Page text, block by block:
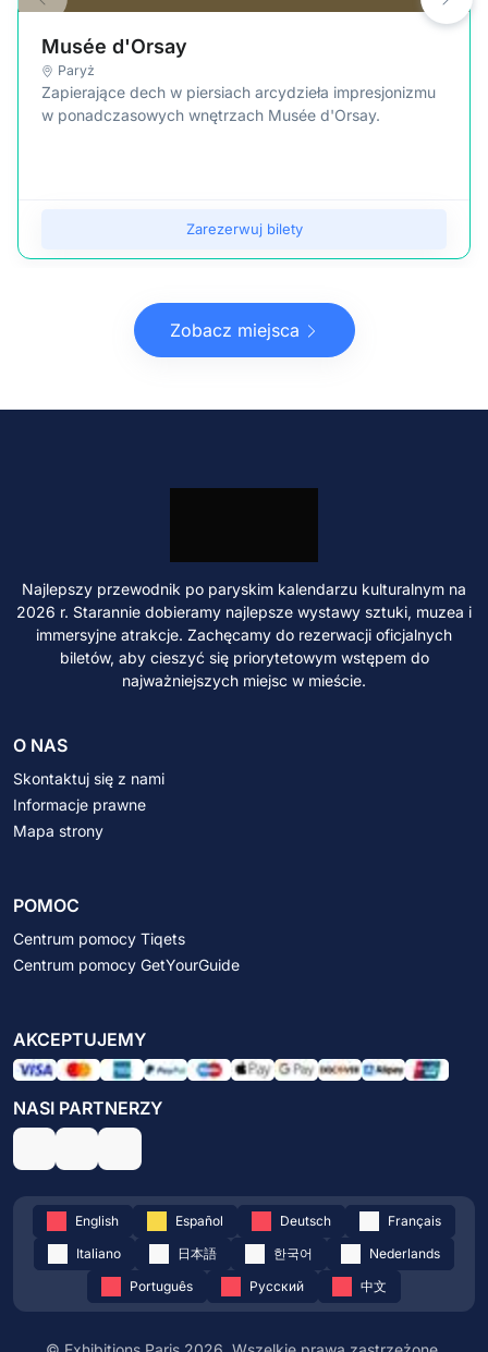
Musée d'Orsay
Paryż
Zapierające dech w piersiach arcydzieła impresjonizmu
w ponadczasowych wnętrzach Musée d'Orsay.
Zarezerwuj bilety
Zobacz miejsca
Najlepszy przewodnik po paryskim kalendarzu kulturalnym na
2026 r. Starannie dobieramy najlepsze wystawy sztuki, muzea i
immersyjne atrakcje. Zachęcamy do rezerwacji oficjalnych
biletów, aby cieszyć się priorytetowym wstępem do
najważniejszych miejsc w mieście.
O NAS
Skontaktuj się z nami
Informacje prawne
Mapa strony
POMOC
Centrum pomocy Tiqets
Centrum pomocy GetYourGuide
AKCEPTUJEMY
NASI PARTNERZY
English Español Deutsch
Français
Italiano
日本語 한국어
Nederlands
Português
Русский 中文